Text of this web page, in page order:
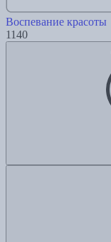
Воспевание красоты
1140